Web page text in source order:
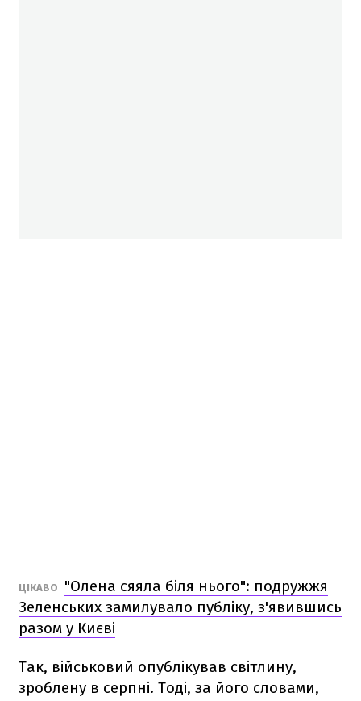
ЦІКАВО
"Олена сяяла біля нього": подружжя
Зеленських замилувало публіку, з'явившись
разом у Києві
Так, військовий опублікував світлину,
зроблену в серпні. Тоді, за його словами,